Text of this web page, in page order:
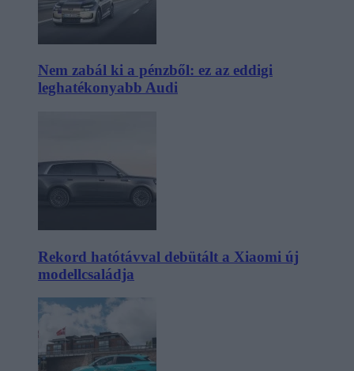
Nem zabál ki a pénzből: ez az eddigi
leghatékonyabb Audi
Rekord hatótávval debütált a Xiaomi új
modellcsaládja